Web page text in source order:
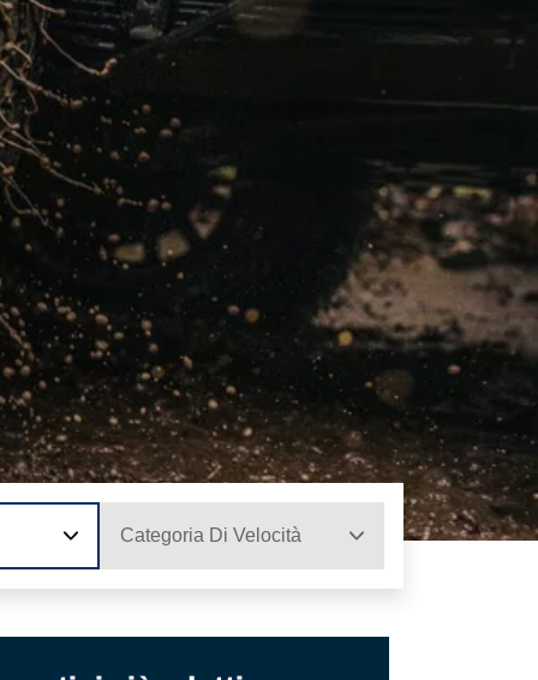
Categoria Di Velocità